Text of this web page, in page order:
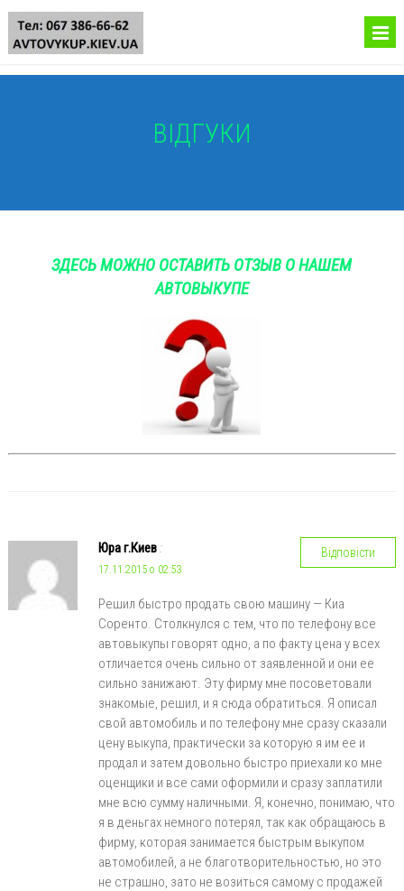
ВІДГУКИ
ЗДЕСЬ МОЖНО ОСТАВИТЬ ОТЗЫВ О НАШЕМ
АВТОВЫКУПЕ
Юра г.Киев:
17.11.2015 о 02:53
Решил быстро продать свою машину — Киа
Соренто. Столкнулся с тем, что по телефону все
автовыкупы говорят одно, а по факту цена у всех
отличается очень сильно от заявленной и они ее
сильно занижают. Эту фирму мне посоветовали
знакомые, решил, и я сюда обратиться. Я описал
свой автомобиль и по телефону мне сразу сказали
цену выкупа, практически за которую я им ее и
продал и затем довольно быстро приехали ко мне
оценщики и все сами оформили и сразу заплатили
мне всю сумму наличными. Я, конечно, понимаю, что
я в деньгах немного потерял, так как обращаюсь в
фирму, которая занимается быстрым выкупом
автомобилей, а не благотворительностью, но это
не страшно, зато не возиться самому с продажей
Відповісти